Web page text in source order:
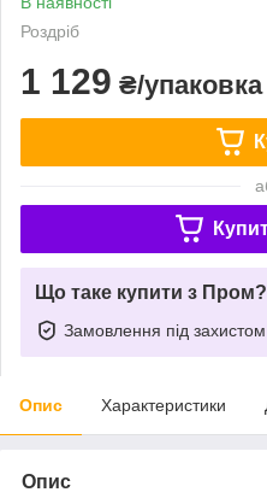
Роздріб
1 129 ₴/упаковка
Що таке купити з Пром?
Замовлення під захистом
Опис Характеристики
Опис